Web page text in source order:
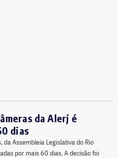
da Alerj é
dias
Assembleia Legislativa do Rio
por mais 60 dias. A decisão foi